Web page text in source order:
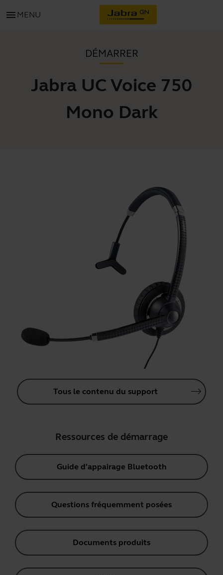
menu MENU
DÉMARRER
Jabra UC Voice 750
Mono Dark
Tous le contenu du support
Ressources de démarrage
Guide d'appairage Bluetooth
Questions fréquemment posées
Documents produits